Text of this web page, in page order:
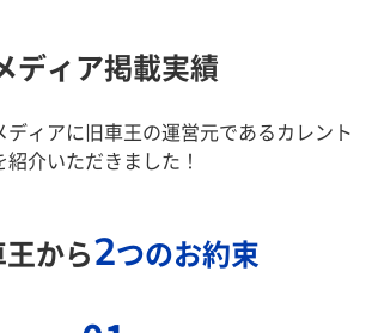
ディア掲載実績
ディアに旧車王の運営元であるカレント
介いただきました！
から2つのお約束